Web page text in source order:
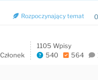
Rozpoczynający temat
Członek
1105 Wpisy
540
564